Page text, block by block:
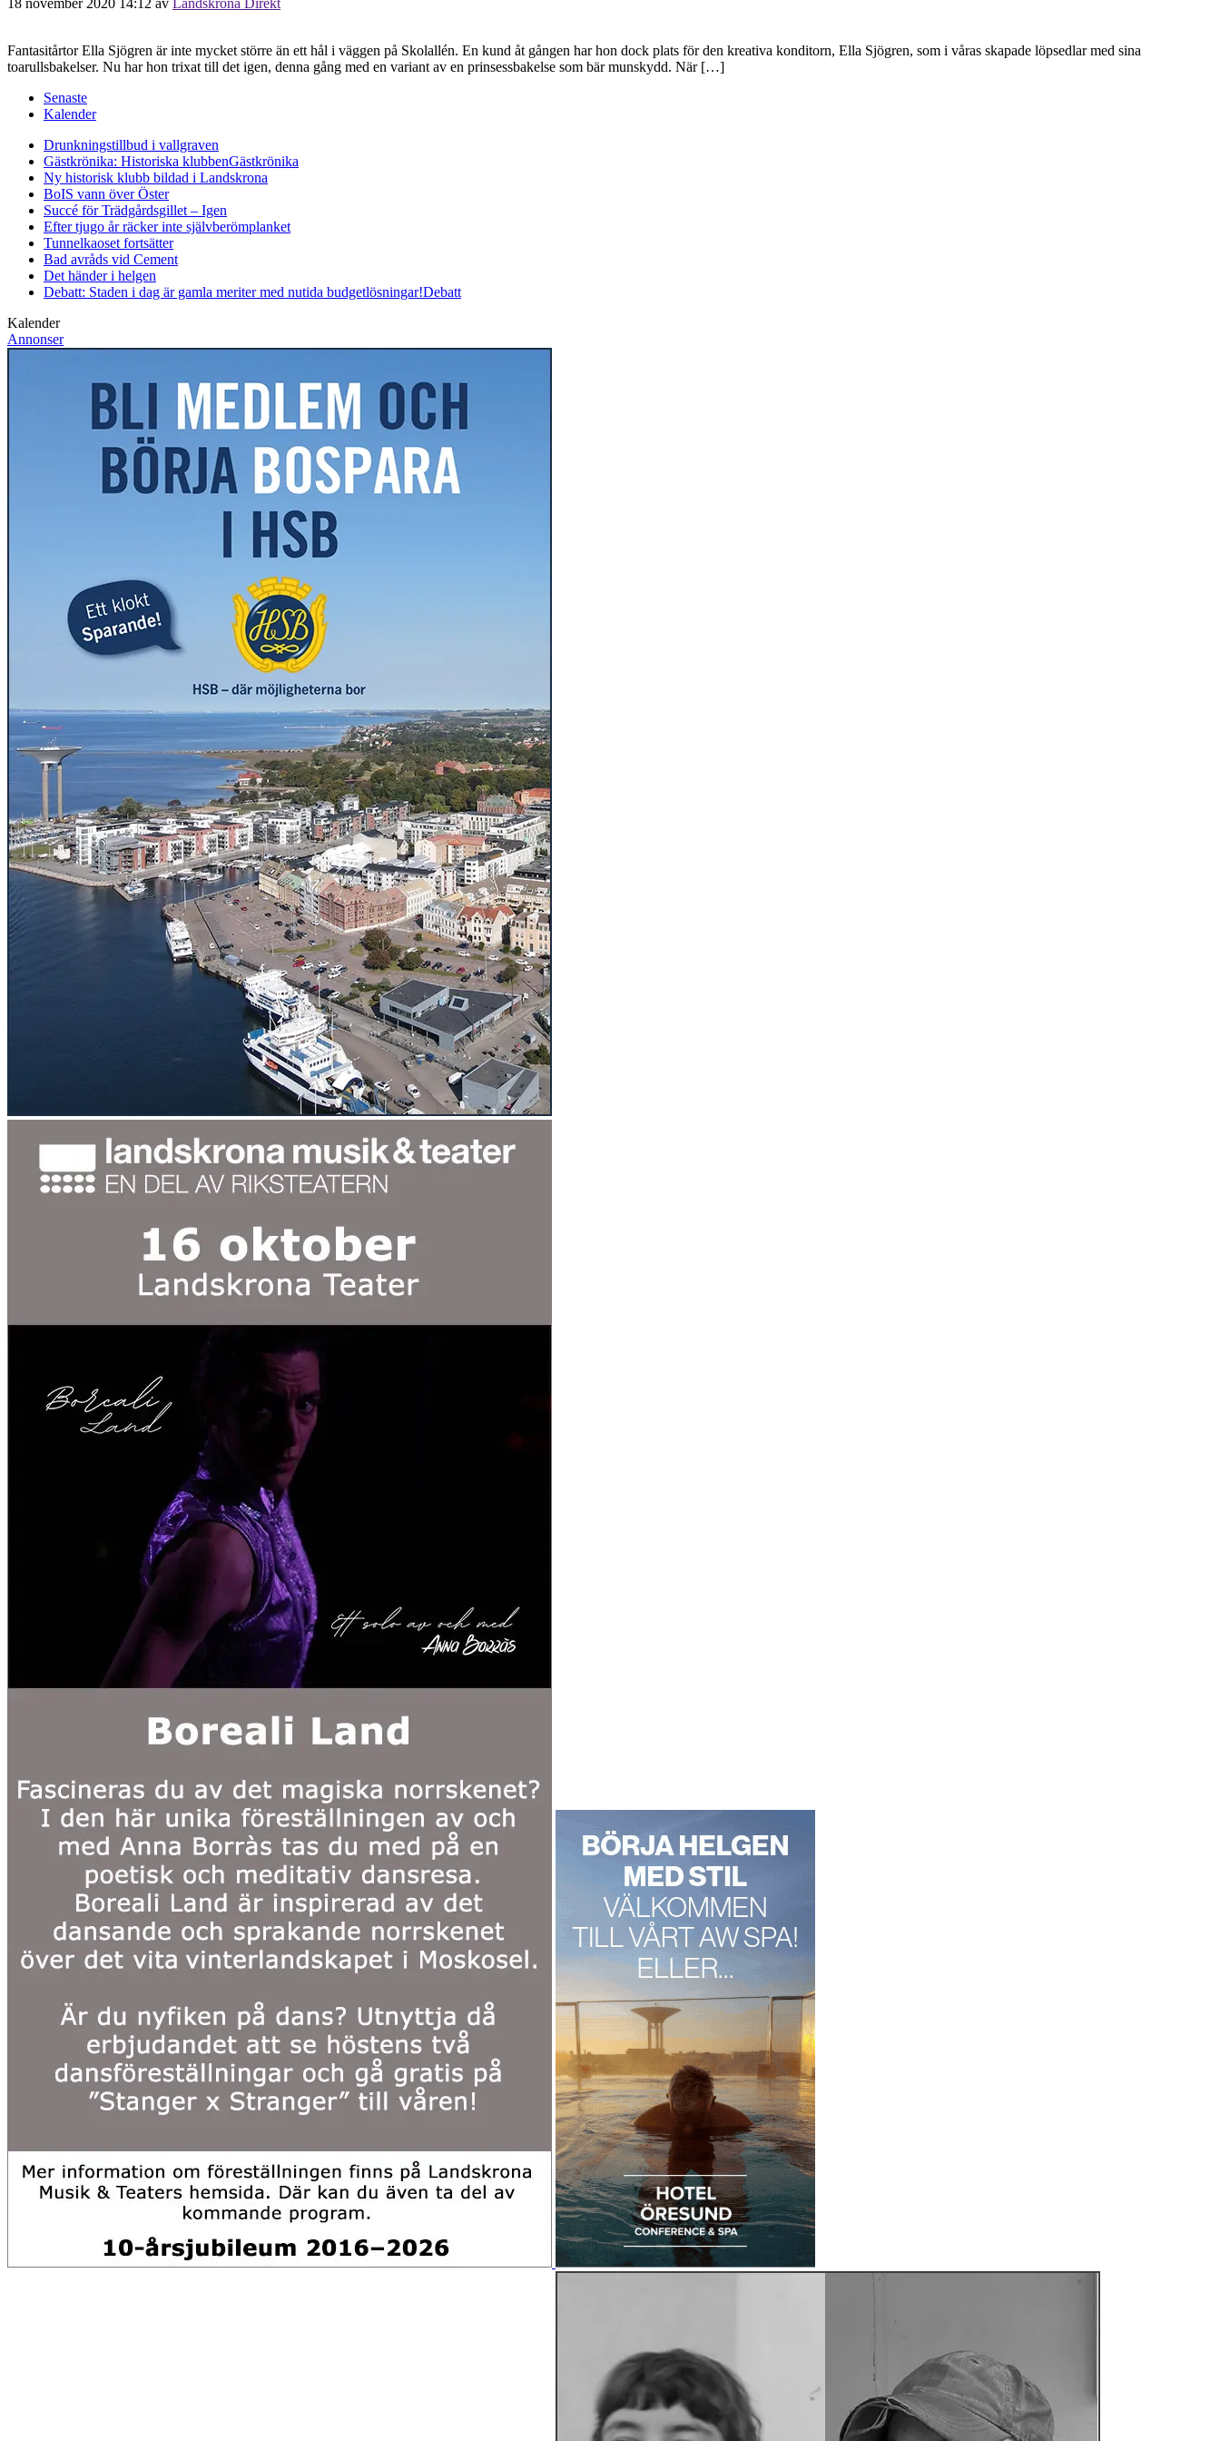
Fantasitårtor Ella Sjögren är inte mycket större än ett hål i väggen på Skolallén. En kund åt gången har hon dock plats för den kreativa konditorn, Ella Sjögren, som i våras skapade löpsedlar med sina
toarullsbakelser. Nu har hon trixat till det igen, denna gång med en variant av en prinsessbakelse som bär munskydd. När […]
Senaste
Kalender
Drunkningstillbud i vallgraven
Gästkrönika: Historiska klubbenGästkrönika
Ny historisk klubb bildad i Landskrona
BoIS vann över Öster
Succé för Trädgårdsgillet – Igen
Efter tjugo år räcker inte självberömplanket
Tunnelkaoset fortsätter
Bad avråds vid Cement
Det händer i helgen
Debatt: Staden i dag är gamla meriter med nutida budgetlösningar!Debatt
Kalender
Annonser